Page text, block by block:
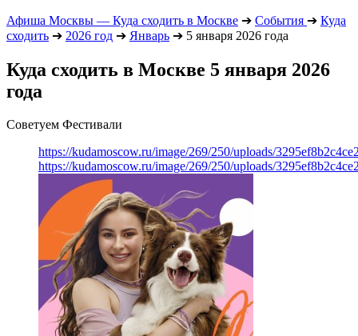
Афиша Москвы — Куда сходить в Москве ➔ События ➔ Куда
сходить ➔ 2026 год ➔ Январь ➔ 5 января 2026 года
Куда сходить в Москве 5 января 2026
года
Советуем Фестивали
https://kudamoscow.ru/image/269/250/uploads/
https://kudamoscow.ru/image/269/250/uploads/